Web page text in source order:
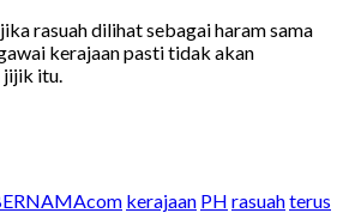
rasuah dilihat sebagai haram sama
kerajaan pasti tidak akan
jijik itu.
kerajaan PH rasuahterus